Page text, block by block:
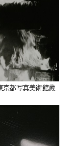
京都写真美術館蔵